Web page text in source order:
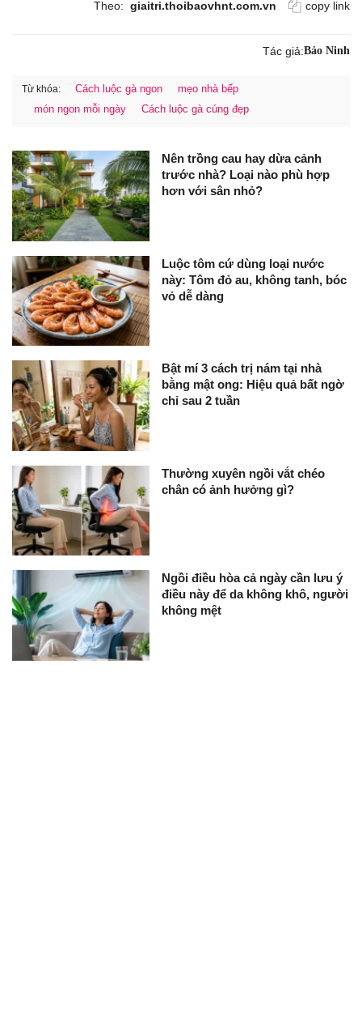
Theo: giaitri.thoibaovhnt.com.vn copy link
Tác giả:Bảo Ninh
Từ khóa: Cách luộc gà ngon
mẹo nhà bếp
món ngon mỗi ngày
Cách luộc gà cúng đẹp
Nên trồng cau hay dừa cảnh
trước nhà? Loại nào phù hợp
hơn với sân nhỏ?
Luộc tôm cứ dùng loại nước
này: Tôm đỏ au, không tanh, bóc
vỏ dễ dàng
Bật mí 3 cách trị nám tại nhà
bằng mật ong: Hiệu quả bất ngờ
chỉ sau 2 tuần
Thường xuyên ngồi vắt chéo
chân có ảnh hưởng gì?
Ngồi điều hòa cả ngày cần lưu ý
điều này để da không khô, người
không mệt